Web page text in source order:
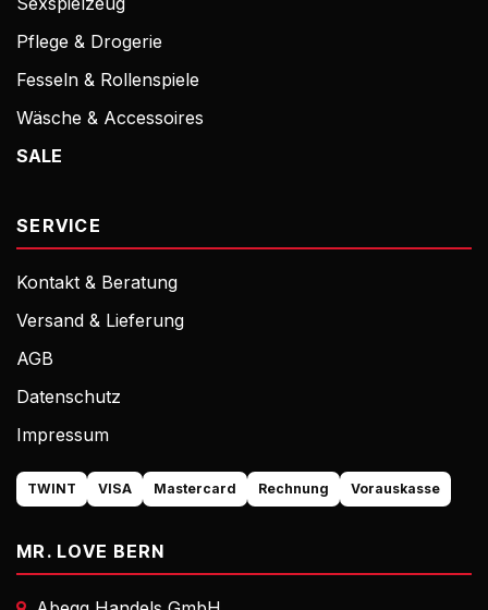
Pflege & Drogerie
Fesseln & Rollenspiele
Wäsche & Accessoires
SALE
SERVICE
Kontakt & Beratung
Versand & Lieferung
AGB
Datenschutz
Impressum
TWINT VISA Mastercard Rechnung Vorauskasse
MR. LOVE BERN